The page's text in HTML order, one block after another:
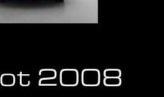
2008